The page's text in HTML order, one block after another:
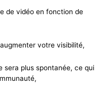
de vidéo en fonction de
votre visibilité,
sera plus spontanée, ce qui